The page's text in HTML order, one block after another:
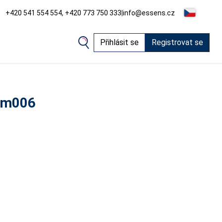
+420 541 554 554, +420 773 750 333|info@essens.cz
Přihlásit se Registrovat se